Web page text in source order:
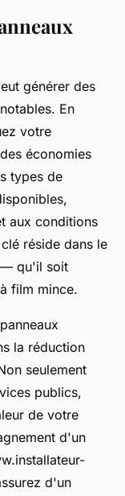
générer des
En
votre
économies
types de
aux conditions
réside dans le
— qu'il soit
film mince.
la réduction
seulement
publics,
de votre
d'un
d'un